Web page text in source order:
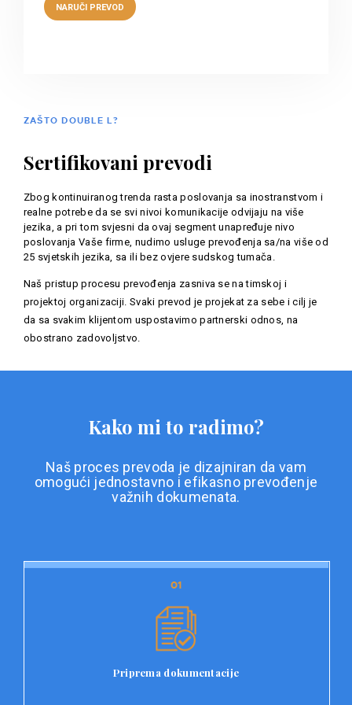
ZAŠTO DOUBLE L?
Sertifikovani prevodi
Zbog kontinuiranog trenda rasta poslovanja sa inostranstvom i
realne potrebe da se svi nivoi komunikacije odvijaju na više
jezika, a pri tom svjesni da ovaj segment unapređuje nivo
poslovanja Vaše firme, nudimo usluge prevođenja sa/na više od
25 svjetskih jezika, sa ili bez ovjere sudskog tumača.
Naš pristup procesu prevođenja zasniva se na timskoj i
projektoj organizaciji. Svaki prevod je projekat za sebe i cilj je
da sa svakim klijentom uspostavimo partnerski odnos, na
obostrano zadovoljstvo.
Kako mi to radimo?
Naš proces prevoda je dizajniran da vam
omogući jednostavno i efikasno prevođenje
važnih dokumenata.
01
Priprema dokumentacije
01
Prvi korak u našem procesu prevoda je priprema
dokumentacije. Korisnici jednostavno učitavaju svoje
dokumenta, kao i specifične zahtjeve za prevod.